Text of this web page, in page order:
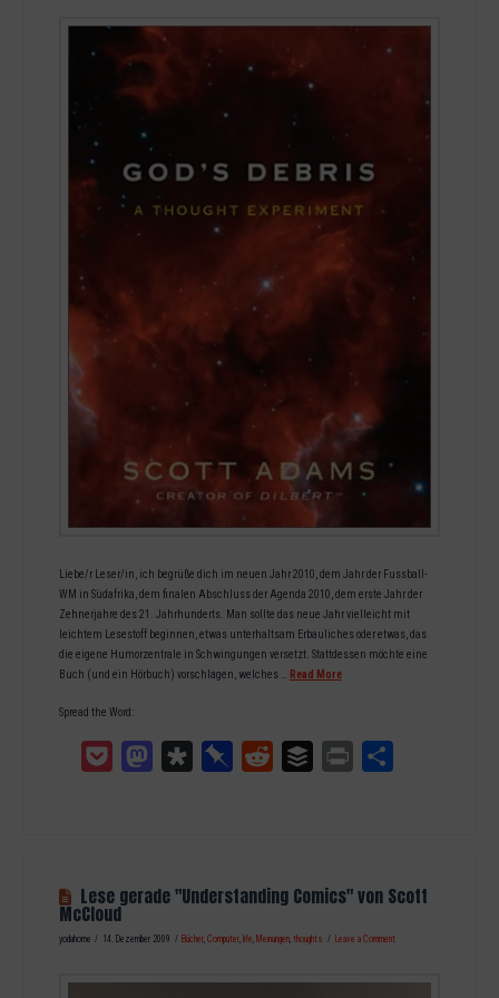
Liebe/r Leser/in, ich begrüße dich im neuen Jahr 2010, dem Jahr der Fussball-
WM in Südafrika, dem finalen Abschluss der Agenda 2010, dem erste Jahr der
Zehnerjahre des 21. Jahrhunderts. Man sollte das neue Jahr vielleicht mit
leichtem Lesestoff beginnen, etwas unterhaltsam Erbauliches oder etwas, das
die eigene Humorzentrale in Schwingungen versetzt. Stattdessen möchte eine
Buch (und ein Hörbuch) vorschlagen, welches … Read More
Spread the Word:
Pocket MastodonDiasporaPinboardReddit Buffer Print
Lese gerade "Understanding Comics" von Scott
McCloud
yodahome 14. Dezember 2009 Bücher,Computer, life, Meinungen,thoughts Leave a Comment